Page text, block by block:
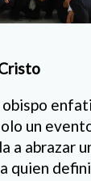
un
a abrazar
quien